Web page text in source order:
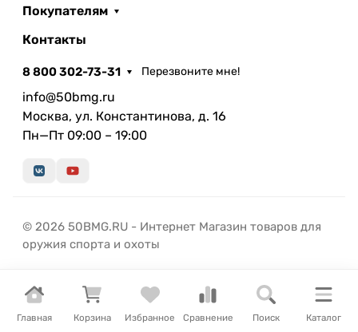
Главная Корзина Избранное Сравнение Поиск Каталог
Покупателям
Контакты
8 800 302-73-31 Перезвоните мне!
info@50bmg.ru
Москва, ул. Константинова, д. 16
Пн—Пт 09:00 – 19:00
© 2026 50BMG.RU - Интернет Магазин товаров для
оружия спорта и охоты